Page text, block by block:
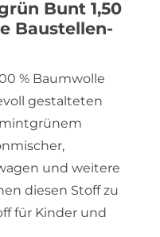
Bunt 1,50
Baustellen-
% Baumwolle
gestalteten
und weitere
diesen Stoff zu
für Kinder und